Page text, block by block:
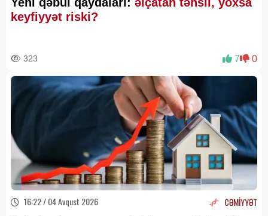
keyfiyyət riski?
323 7 0
16:22 / 04 Avqust 2026 CƏMİYYƏT